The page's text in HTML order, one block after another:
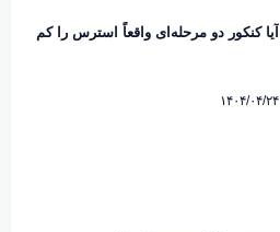
آیا کنکور دو مرحله‌ای واقعاً استرس را کم
۱۴۰۴/۰۴/۲۴